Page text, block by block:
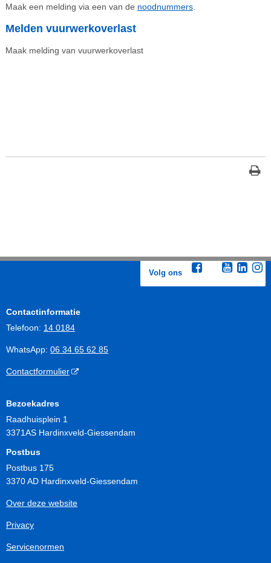
Maak een melding via een van de noodnummers.
Melden vuurwerkoverlast
Maak melding van vuurwerkoverlast
Volg ons
Contactinformatie
Telefoon: 14 0184
WhatsApp: 06 34 65 62 85
Contactformulier
Bezoekadres
Raadhuisplein 1
3371AS Hardinxveld-Giessendam
Postbus
Postbus 175
3370 AD Hardinxveld-Giessendam
Over deze website
Privacy
Servicenormen